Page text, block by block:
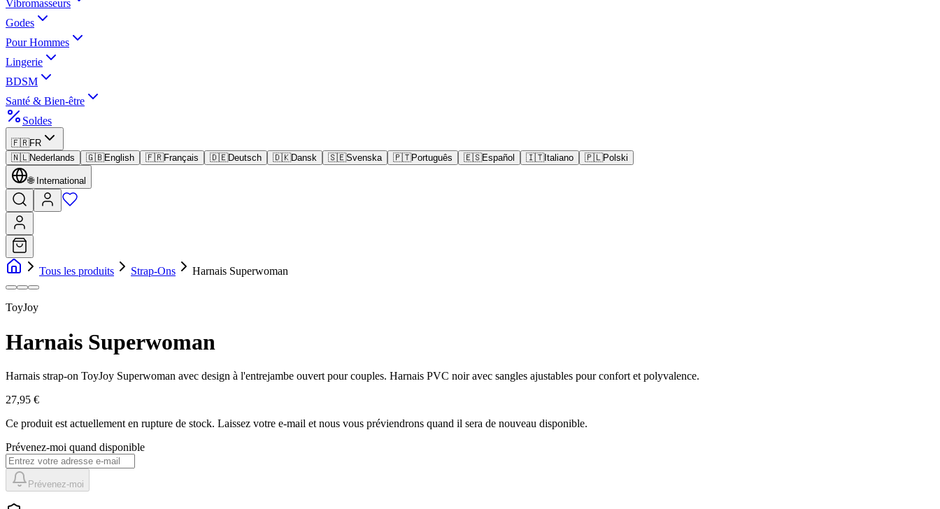
Vibromasseurs
Godes
Pour Hommes
Lingerie
BDSM
Santé & Bien-être
Soldes
🇫🇷FR
🇳🇱Nederlands 🇬🇧English 🇫🇷Français 🇩🇪Deutsch 🇩🇰Dansk 🇸🇪Svenska 🇵🇹Português 🇪🇸Español 🇮🇹Italiano 🇵🇱Polski
🌐 International
Tous les produits Strap-Ons Harnais Superwoman
ToyJoy
Harnais Superwoman
Harnais strap-on ToyJoy Superwoman avec design à l'entrejambe ouvert pour couples. Harnais PVC noir avec sangles ajustables pour confort et polyvalence.
27,95 €
Ce produit est actuellement en rupture de stock. Laissez votre e-mail et nous vous préviendrons quand il sera de nouveau disponible.
Prévenez-moi quand disponible
Prévenez-moi